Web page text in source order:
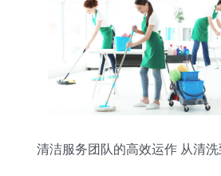
清洁服务团队的高效运作 从清